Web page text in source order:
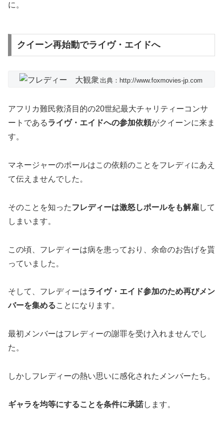
に。
クイーン再始動でライヴ・エイドへ
出典：http://www.foxmovies-jp.com
アフリカ難民救済目的の20世紀最大チャリティーコンサ
ートであるライヴ・エイドへの参加依頼がクイーンに来ま
す。
マネージャーのポールはこの依頼のことをフレディにあえ
て伝えませんでした。
そのことを知ったフレディーは激怒しポールをも解雇して
しまいます。
この頃、フレディーは病を患っており、余命のお告げを貰
っていました。
そして、フレディーはライヴ・エイド参加のため再びメン
バーを集めることになります。
最初メンバーはフレディーの謝罪を受け入れませんでし
た。
しかしフレディーの熱い思いに感化されたメンバーたち。
ギャラを均等にすることを条件に承諾します。